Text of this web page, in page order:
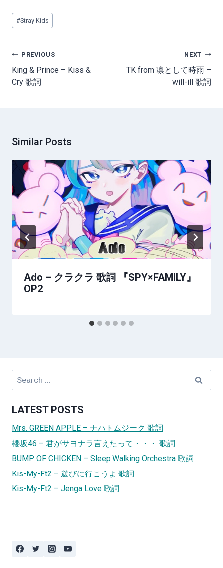
Post
Tags:
#Stray Kids
Post
navigation
PREVIOUS
King & Prince – Kiss &
Cry 歌詞
NEXT
TK from 凛として時雨 –
will-ill 歌詞
Similar Posts
Ado – クラクラ 歌詞 『SPY×FAMILY』
OP2
Search
LATEST POSTS
Mrs. GREEN APPLE – ナハトムジーク 歌詞
櫻坂46 – 君がサヨナラ言えたって・・・ 歌詞
BUMP OF CHICKEN – Sleep Walking Orchestra 歌詞
Kis-My-Ft2 – 遊びに行こうよ 歌詞
Kis-My-Ft2 – Jenga Love 歌詞